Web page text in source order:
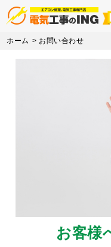
Skipホーム > お問い合わせ
お客様